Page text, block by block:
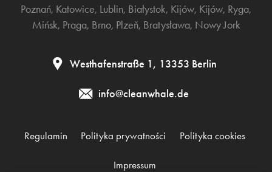
Poznań, Katowice, Lublin, Białystok, Kijów, Kijów, Ryga,
Mińsk, Praga, Brno, Plzeň, Bratysława, Nowy Jork
Westhafenstraße 1, 13353 Berlin
info@cleanwhale.de
Regulamin Polityka prywatności Polityka cookies
Impressum